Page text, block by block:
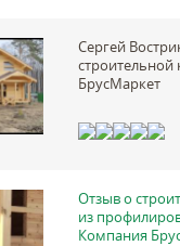
Сергей
БрусМаркет
Отзыв о
из
Компания